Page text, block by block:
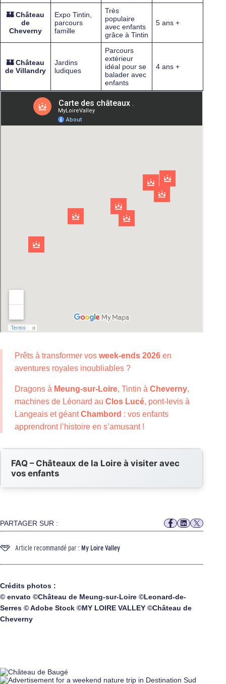
🏰Château
de
Cheverny
Expo Tintin,
parcours
famille
Très
populaire
avec enfants
grâce à Tintin
5 ans +
🏰Château
de Villandry
Jardins
ludiques
Parcours
extérieur
idéal pour se
balader avec
enfants
4 ans +
Prêts à transformer vos week-ends 2026 en
aventures royales inoubliables ?
Dragons à Meung-sur-Loire, Tintin à Cheverny,
machines de Léonard au Clos Lucé, pont-levis à
Langeais et géantChambord : vos enfants
apprendront l’histoire en s’amusant !
FAQ – Châteaux de la Loire à visiter avec
vos enfants
PARTAGER SUR :
Article recommandé par : My Loire Valley
Crédits photos :
© envato ©Château de Meung-sur-Loire ©Leonard-de-
Serres © Adobe Stock ©MY LOIRE VALLEY ©Château de
Cheverny